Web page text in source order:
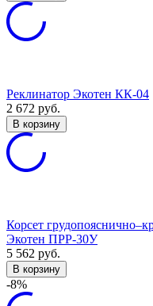
Реклинатор Экотен КК-04
2 672 руб.
В корзину
Корсет
Экотен ПРР-30У
5 562 руб.
В корзину
-8%